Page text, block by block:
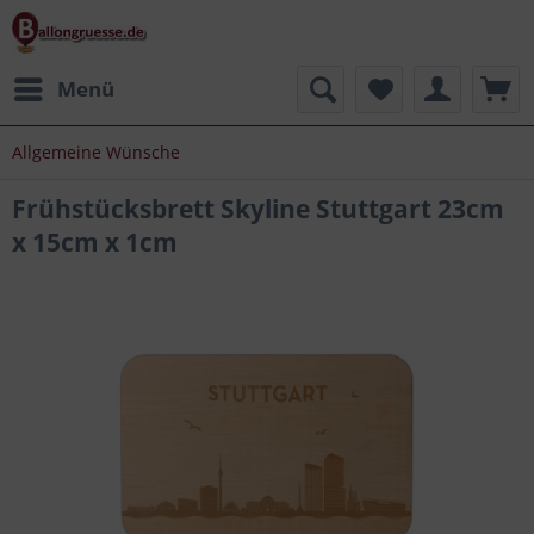
Menü
Allgemeine Wünsche
Frühstücksbrett Skyline Stuttgart 23cm
x 15cm x 1cm